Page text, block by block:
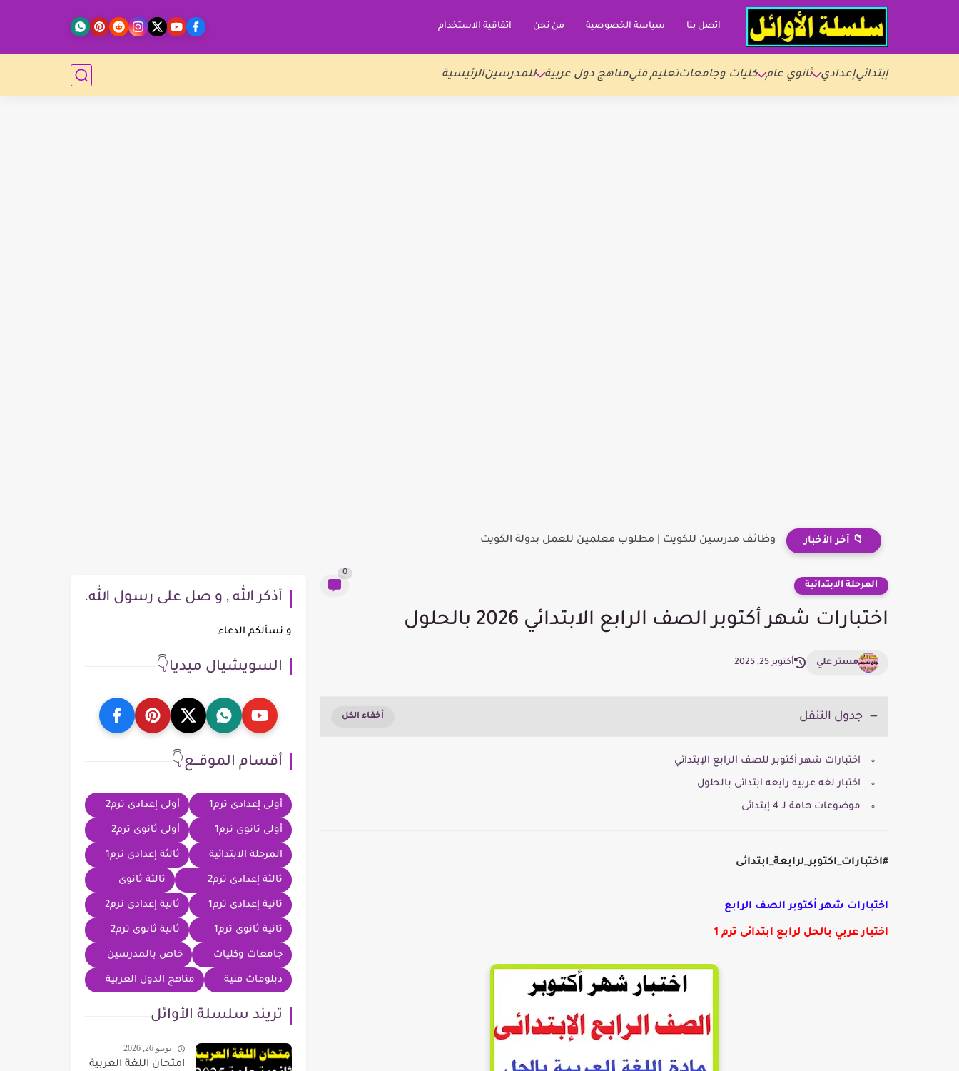
اتصل بنا سياسة الخصوصية من نحن اتفاقية الاستخدام
إبتدائيإعدادي ثانوي عام كليات وجامعاتتعليم فنيمناهج دول عربية للمدرسينالرئيسية
📁 آخر الأخبار وظائف مدرسين للكويت | مطلوب معلمين للعمل بدولة الكويت
المرحلة الابتدائية
0
اختبارات شهر أكتوبر الصف الرابع الابتدائي 2026 بالحلول
مستر علي أكتوبر 25, 2025
جدول التنقل
اختبارات شهر أكتوبر للصف الرابع الإبتدائي
اختبار لغه عربيه رابعه ابتدائى بالحلول
موضوعات هامة لـ 4 إبتدائى
#اختبارات_اكتوبر_لرابعة_ابتدائى
اختبارات شهر أكتوبر الصف الرابع
اختبار عربي بالحل لرابع ابتدائى ترم 1
أذكر الله , و صل على رسول الله.
و نسألكم الدعاء
السويشيال ميديا👇
أقسام الموقــع👇
أولى إعدادى ترم1 أولى إعدادى ترم2
أولى ثانوى ترم1 أولى ثانوى ترم2
المرحلة الابتدائية ثالثة إعدادى ترم1
ثالثة إعدادى ترم2 ثالثة ثانوى
ثانية إعدادى ترم1 ثانية إعدادى ترم2
ثانية ثانوى ترم1 ثانية ثانوى ترم2
جامعات وكليات خاص بالمدرسين
دبلومات فنية مناهج الدول العربية
تريند سلسلة الأوائل
يونيو 26, 2026
امتحان اللغة العربية